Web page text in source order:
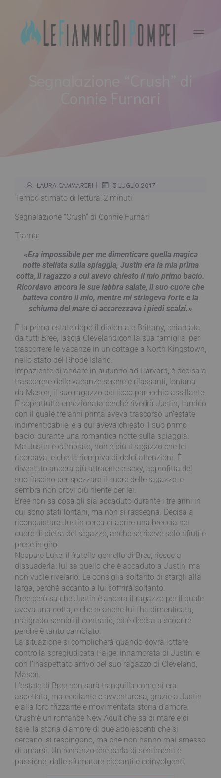
contenuto
LAURA CAMMARERI | 3 LUGLIO 2017
Tempo stimato di lettura: 2 minuti
Segnalazione “Crush” di Connie Furnari
Trama:
«Era impossibile per me dimenticare quella magica
notte stellata sulla spiaggia, Justin era la mia prima
cotta, il ragazzo a cui avevo chiesto il mio primo bacio.
Ricordavo ancora le sue labbra salate, il suo cuore che
batteva contro il mio, mentre mi stringeva forte e la
schiuma del mare ci accarezzava i piedi scalzi.»
È la prima estate dopo il diploma e Brittany, chiamata
da tutti Bree, lascia Cleveland con la sua famiglia, per
trascorrere le vacanze in un cottage a North Kingstown,
nello stato del Rhode Island.
Impaziente di andare in autunno ad Harvard, è decisa a
trascorrere delle vacanze serene e rilassanti, lontana
da Mason, il suo ragazzo del liceo parecchio assillante.
È soprattutto emozionata perché rivedrà Justin, l’amico
con il quale tre anni prima aveva trascorso un’estate
indimenticabile, e a cui aveva chiesto il suo primo
bacio, durante una romantica notte sulla spiaggia.
Ma Justin è cambiato, non è più il ragazzo che lei
ricordava, e che la riempiva di dolci attenzioni. È
diventato ancora più attraente e sexy, approfitta del
suo fascino per spezzare il cuore delle ragazze, e
sembra non provi più niente per lei.
Bree non sa cosa gli sia accaduto durante i tre anni in
cui sono stati lontani, ma non si rassegna. Decisa a
riconquistare Justin cerca di aprire una breccia nel
cuore di pietra del ragazzo, anche se riceve solo rifiuti e
prese in giro.
Neppure Luke, il fratello gemello di Bree, riesce a
dissuaderla: lui sa quello che è accaduto a Justin, ma
non vuole rivelarlo. Le consiglia soltanto di stargli alla
larga, perché accanto a lui soffrirà soltanto.
Bree però sa che Justin è ancora il ragazzo per il quale
aveva una cotta, e che neanche lui l’ha dimenticata,
malgrado sembri il contrario, ed è decisa a scoprire
perché è tanto cambiato.
La situazione si complicherà quando dovrà lottare
contro la spregiudicata Paige, innamorata di Justin, e
con l’inaspettato arrivo del suo ragazzo di Cleveland,
Mason.
L’estate di Bree non sarà tranquilla come si era
aspettata, ma eccitante e avventurosa, grazie a Justin
e alla loro frizzante e movimentata storia d’amore.
Crush è un romance New Adult che sa di mare e di
sale, la storia d’amore di due adolescenti che si
cercano, si respingono, ma che non hanno mai smesso
di amarsi. Un romanzo che parla di sentimenti e
passione, dalle sfumature piccanti e coinvolgenti.